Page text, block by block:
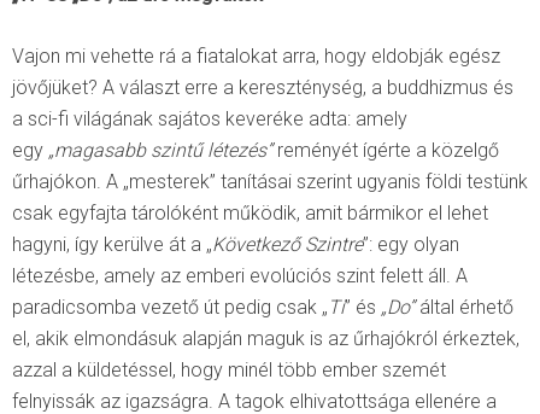
Vajon mi vehette rá a fiatalokat arra, hogy eldobják egész
jövőjüket? A választ erre a kereszténység, a buddhizmus és
a sci-fi világának sajátos keveréke adta: amely
egy „magasabb szintű létezés”reményét ígérte a közelgő
űrhajókon. A „mesterek” tanításai szerint ugyanis földi testünk
csak egyfajta tárolóként működik, amit bármikor el lehet
hagyni, így kerülve át a „Következő Szintre”: egy olyan
létezésbe, amely az emberi evolúciós szint felett áll. A
paradicsomba vezető út pedig csak „ Ti” és „Do”által érhető
el, akik elmondásuk alapján maguk is az űrhajókról érkeztek,
azzal a küldetéssel, hogy minél több ember szemét
felnyissák az igazságra. A tagok elhivatottsága ellenére a